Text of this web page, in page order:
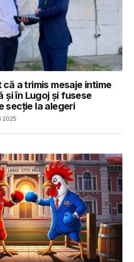
a trimis mesaje intime
și în Lugoj și fusese
secție la alegeri
2025